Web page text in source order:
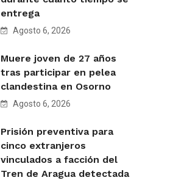
entrega
Agosto 6, 2026
Muere joven de 27 años
tras participar en pelea
clandestina en Osorno
Agosto 6, 2026
Prisión preventiva para
cinco extranjeros
vinculados a facción del
Tren de Aragua detectada